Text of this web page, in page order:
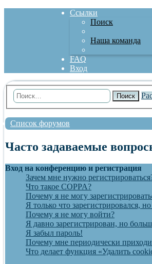
Ссылки
Поиск
Наша команда
FAQ
Вход
Поиск
Список форумов
Часто задаваемые
Вход на конференцию и регистрация
Зачем мне нужно
Что такое COPPA?
Почему я не могу
Я только что зарегистрировался,
Почему я не могу войти?
Я давно зарегистрирован, но
Я забыл пароль!
Почему мне периодически
Что делает функция «Удалить